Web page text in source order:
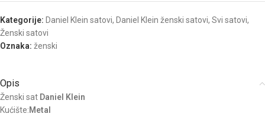
Kategorije: Daniel Klein satovi, Daniel Klein ženski satovi, Svi satovi,
Ženski satovi
Oznaka: ženski
Opis
Ženski sat Daniel Klein
Kućište:Metal